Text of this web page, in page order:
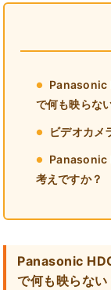
Panasonic
で何も映らな
ビデオカメ
Panasonic
考えですか？
Panasonic
で何も映らな